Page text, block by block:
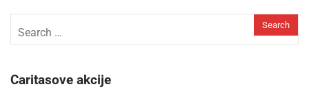
Caritasove akcije